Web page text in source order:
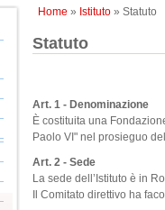
Home » Istituto» Statuto
Statuto
Art. 1 - Denominazione
È costituita una
Paolo VI" nel prosieguo
Art. 2 - Sede
La sede dell’Istituto è in
Il Comitato direttivo ha